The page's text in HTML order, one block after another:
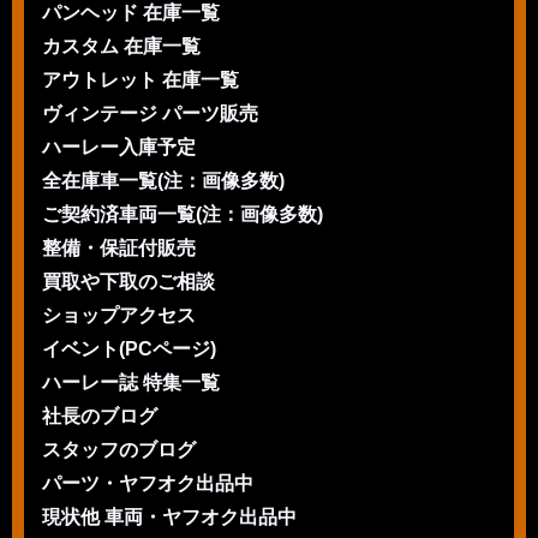
パンヘッド 在庫一覧
カスタム 在庫一覧
アウトレット 在庫一覧
ヴィンテージ パーツ販売
ハーレー入庫予定
全在庫車一覧(注：画像多数)
ご契約済車両一覧(注：画像多数)
整備・保証付販売
買取や下取のご相談
ショップアクセス
イベント(PCページ)
ハーレー誌 特集一覧
社長のブログ
スタッフのブログ
パーツ・ヤフオク出品中
現状他 車両・ヤフオク出品中